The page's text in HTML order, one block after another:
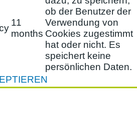
11
months
ob der Benutzer der
Verwendung von
Cookies zugestimmt
hat oder nicht. Es
speichert keine
persönlichen Daten.